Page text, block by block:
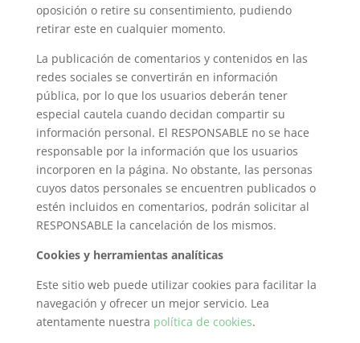
oposición o retire su consentimiento, pudiendo
retirar este en cualquier momento.
La publicación de comentarios y contenidos en las
redes sociales se convertirán en información
pública, por lo que los usuarios deberán tener
especial cautela cuando decidan compartir su
información personal. El RESPONSABLE no se hace
responsable por la información que los usuarios
incorporen en la página. No obstante, las personas
cuyos datos personales se encuentren publicados o
estén incluidos en comentarios, podrán solicitar al
RESPONSABLE la cancelación de los mismos.
Cookies y herramientas analíticas
Este sitio web puede utilizar cookies para facilitar la
navegación y ofrecer un mejor servicio. Lea
atentamente nuestra política de cookies.